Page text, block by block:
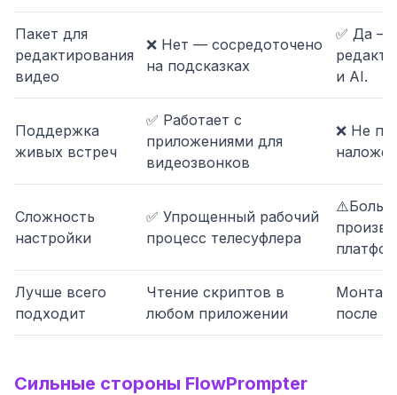
Пакет для
редактирования
видео
❌ Нет — сосредоточено
на подсказках
✅ Да —
и AI.
Поддержка
живых встреч
✅ Работает с
приложениями для
видеозвонков
❌ Не
Сложность
настройки
✅ Упрощенный рабочий
процесс телесуфлера
Лучше всего
подходит
Чтение скриптов в
любом приложении
Монтаж
после
Сильные стороны FlowPrompter